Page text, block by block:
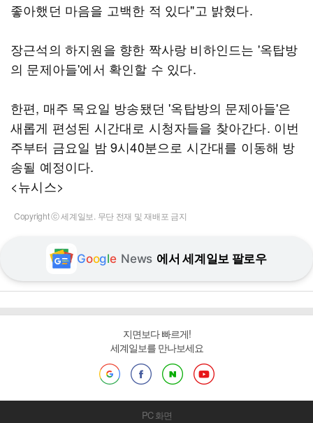
좋아했던 마음을 고백한 적 있다"고 밝혔다.
장근석의 하지원을 향한 짝사랑 비하인드는 '옥탑방
의 문제아들'에서 확인할 수 있다.
한편, 매주 목요일 방송됐던 '옥탑방의 문제아들'은
새롭게 편성된 시간대로 시청자들을 찾아간다. 이번
주부터 금요일 밤 9시40분으로 시간대를 이동해 방
송될 예정이다.
<뉴시스>
Copyright ⓒ 세계일보. 무단 전재 및 재배포 금지
Google News 에서 세계일보 팔로우
지면보다 빠르게!
세계일보를 만나보세요
PC 화면